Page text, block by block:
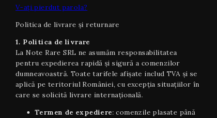
V-ați pierdut parola?
Politica de livrare și returnare
1. Politica de livrare
La Note Rare SRL ne asumăm responsabilitatea
pentru expedierea rapidă și sigură a comenzilor
dumneavoastră. Toate tarifele afișate includ TVA și se
aplică pe teritoriul României, cu excepția situaţiilor în
care se solicită livrare internaţională.
Termen de expediere: comenzile plasate până